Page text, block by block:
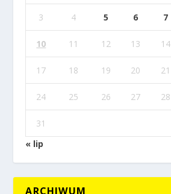
3 4 5 6 7
10 11 12 13 14
17 18 19 20 21
24 25 26 27 28
31
« lip
ARCHIWUM